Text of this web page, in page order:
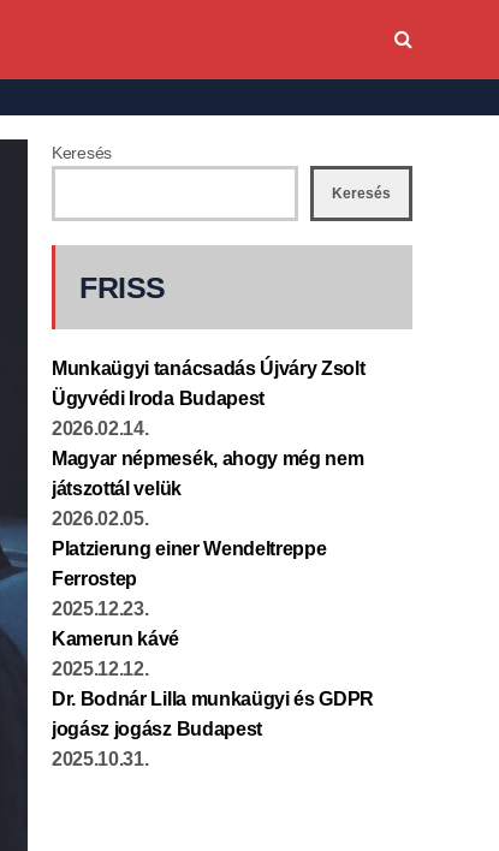
Keresés
Keresés
FRISS
Munkaügyi tanácsadás Újváry Zsolt
Ügyvédi Iroda Budapest
2026.02.14.
Magyar népmesék, ahogy még nem
játszottál velük
2026.02.05.
Platzierung einer Wendeltreppe
Ferrostep
2025.12.23.
Kamerun kávé
2025.12.12.
Dr. Bodnár Lilla munkaügyi és GDPR
jogász jogász Budapest
2025.10.31.